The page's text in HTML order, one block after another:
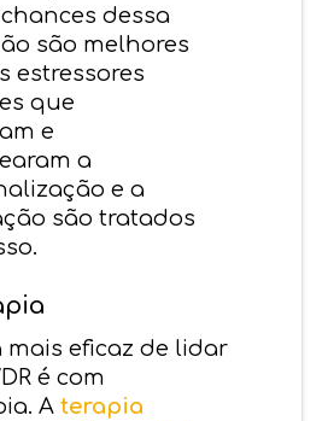
chances dessa
são melhores
estressores
que
e
a
e a
são tratados
mais eficaz de lidar
é com
Aterapia